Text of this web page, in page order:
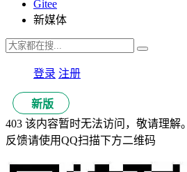
Gitee
新媒体
登录 注册
新版
403 该内容暂时无法访问，敬请理解。
反馈请使用QQ扫描下方二维码